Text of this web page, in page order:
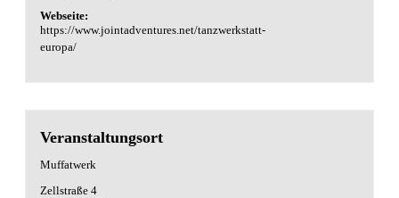
Webseite:
https://www.jointadventures.net/tanzwerkstatt-
europa/
Veranstaltungsort
Muffatwerk
Zellstraße 4